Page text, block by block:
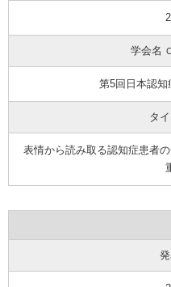
学会名
第5回日本認知
タ
表情から読み取る認知症患者